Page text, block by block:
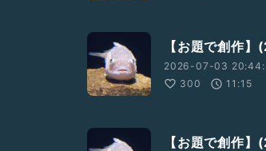
【お題で創作
2026-07-03
300
11:15
【お題で創作